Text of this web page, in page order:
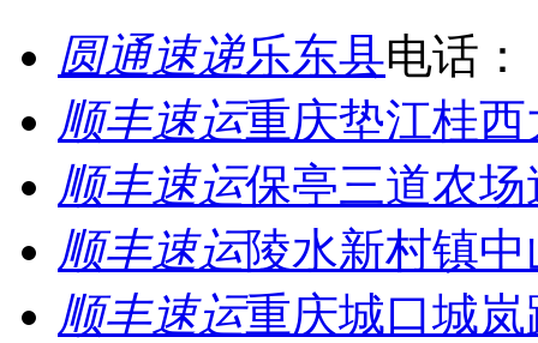
圆通速递乐东县电话：
顺丰速运重庆垫江桂
顺丰速运保亭三道农
顺丰速运陵水新村镇
顺丰速运重庆城口城